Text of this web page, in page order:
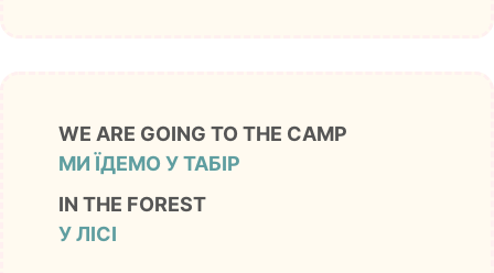
WE ARE GOING TO THE CAMP
МИ ЇДЕМО У ТАБІР
IN THE FOREST
У ЛІСІ